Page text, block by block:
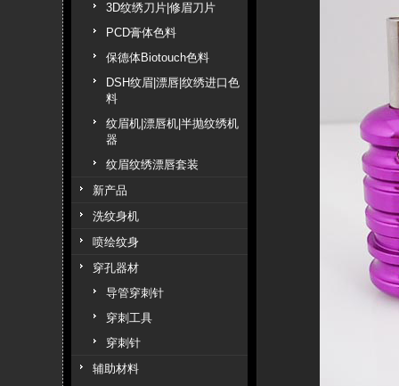
3D纹绣刀片|修眉刀片
PCD膏体色料
保德体Biotouch色料
DSH纹眉|漂唇|纹绣进口色
料
纹眉机|漂唇机|半抛纹绣机
器
纹眉纹绣漂唇套装
新产品
洗纹身机
喷绘纹身
穿孔器材
导管穿刺针
穿刺工具
穿刺针
辅助材料